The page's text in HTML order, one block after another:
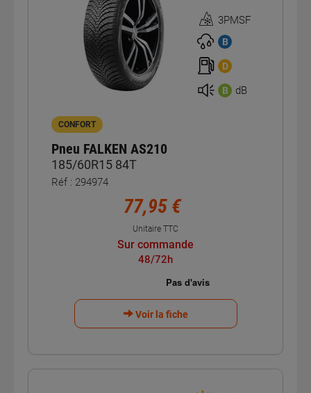
Homologation
3PMSF
3PMSF
B
D
B dB
CONFORT
Pneu FALKEN AS210
185/60R15 84T
Réf : 294974
77,95 €
Unitaire TTC
Sur commande
48/72h
Voir la fiche